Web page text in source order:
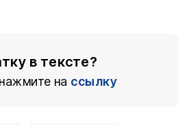
в тексте?
на ссылку